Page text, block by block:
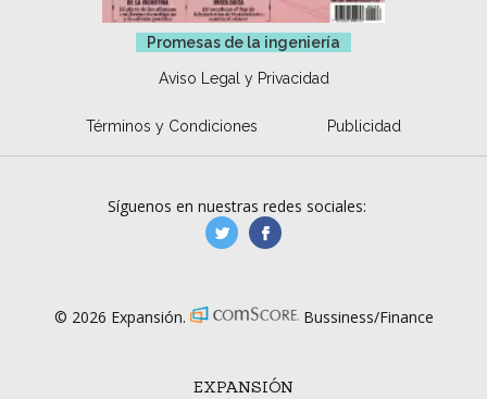
Promesas de la ingeniería
Aviso Legal y Privacidad
Términos y Condiciones Publicidad
EXPANSIÓN
Síguenos en nuestras redes sociales:
manufacturaGE
© 2026 Expansión. Bussiness/Finance